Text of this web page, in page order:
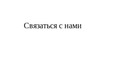
Связаться с нами